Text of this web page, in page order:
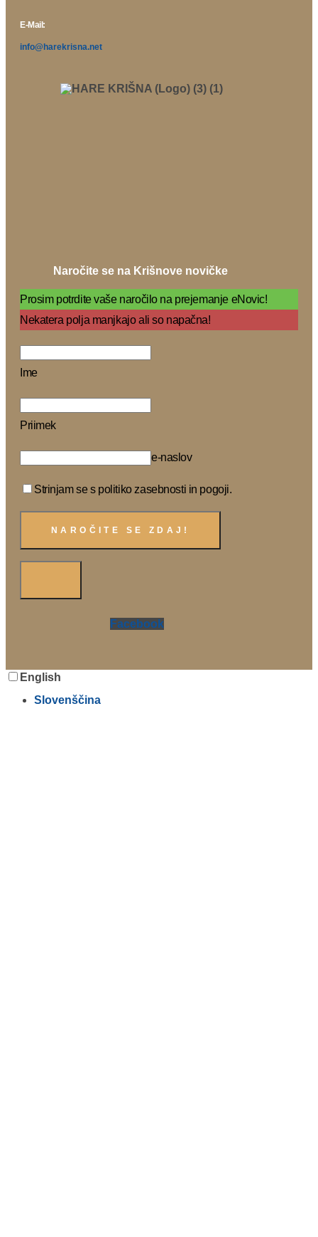
E-Mail:
info@harekrisna.net
Naročite se na Krišnove novičke
Prosim potrdite vaše naročilo na prejemanje eNovic!
Nekatera polja manjkajo ali so napačna!
Ime
Priimek
e-naslov
Strinjam se s politiko zasebnosti in pogoji.
Facebook
English
Slovenščina